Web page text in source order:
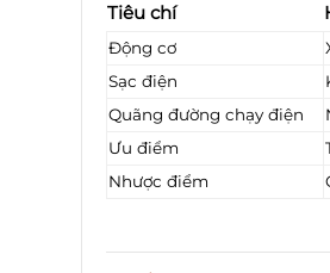
Tiêu chí
Động cơ
Sạc điện
Quãng đường chạy điện
Ưu điểm
Nhược điểm